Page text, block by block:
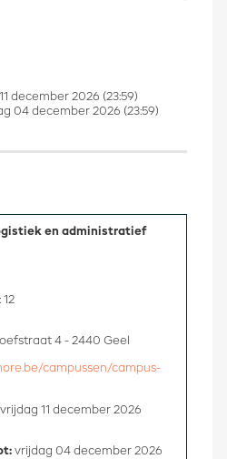
december 2026 (23:59)
04 december 2026 (23:59)
en administratief
4 - 2440 Geel
campussen/campus-
vrijdag 11 december 2026
vrijdag 04 december 2026